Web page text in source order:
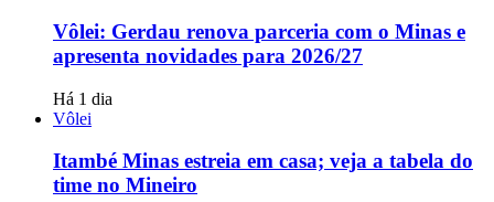
Vôlei: Gerdau renova parceria com o Minas e
apresenta novidades para 2026/27
Há 1 dia
Vôlei
Itambé Minas estreia em casa; veja a tabela do
time no Mineiro